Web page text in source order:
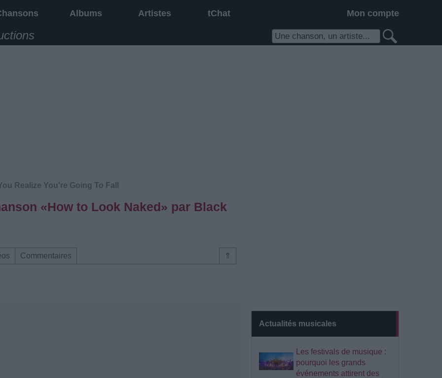
Albums Artistes tChat Mon compte
Actualités musicales
Les festivals de musique :
pourquoi les grands
événements attirent des
Realize You're Going To Fall
«How to Look Naked» par Black
⇑
Commentaires